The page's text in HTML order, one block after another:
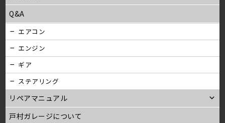
Q&A
エアコン
エンジン
ギア
ステアリング
リペアマニュアル
戸村ガレージについて